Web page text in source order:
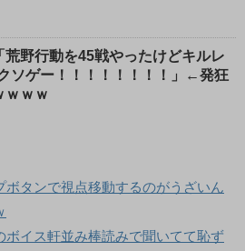
荒野行動を45戦やったけどキルレ
ソゲー！！！！！！！！」←発狂
ｗｗｗ
ボタンで視点移動するのがうざいん
ボイス軒並み棒読みで聞いてて恥ず